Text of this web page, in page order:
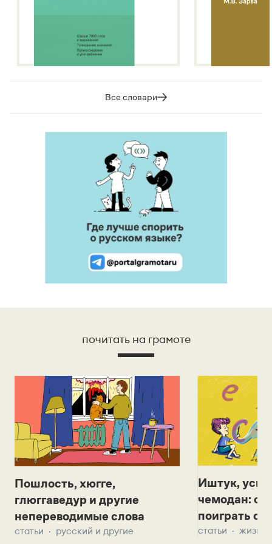
Все словари
почитать на грамоте
Пошлость, хюгге,
глюггаведур и другие
непереводимые слова
статьи русский и другие
Иштук,
чемодан:
поиграть с
статьи жизнь